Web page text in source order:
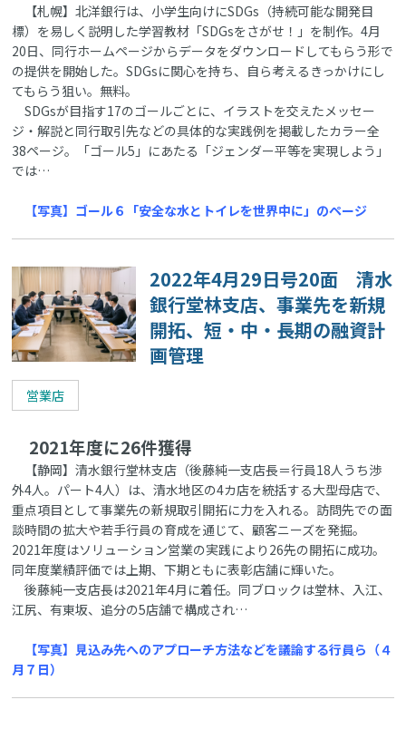
【札幌】北洋銀行は、小学生向けにSDGs（持続可能な開発目
標）を易しく説明した学習教材「SDGsをさがせ！」を制作。4月
20日、同行ホームページからデータをダウンロードしてもらう形で
の提供を開始した。SDGsに関心を持ち、自ら考えるきっかけにし
てもらう狙い。無料。
SDGsが目指す17のゴールごとに、イラストを交えたメッセー
ジ・解説と同行取引先などの具体的な実践例を掲載したカラー全
38ページ。「ゴール5」にあたる「ジェンダー平等を実現しよう」
では…
【写真】ゴール６「安全な水とトイレを世界中に」のページ
2022年4月29日号20面 清水
銀行堂林支店、事業先を新規
開拓、短・中・長期の融資計
画管理
営業店
2021年度に26件獲得
【静岡】清水銀行堂林支店（後藤純一支店長＝行員18人うち渉
外4人。パート4人）は、清水地区の4カ店を統括する大型母店で、
重点項目として事業先の新規取引開拓に力を入れる。訪問先での面
談時間の拡大や若手行員の育成を通じて、顧客ニーズを発掘。
2021年度はソリューション営業の実践により26先の開拓に成功。
同年度業績評価では上期、下期ともに表彰店舗に輝いた。
後藤純一支店長は2021年4月に着任。同ブロックは堂林、入江、
江尻、有東坂、追分の5店舗で構成され…
【写真】見込み先へのアプローチ方法などを議論する行員ら（４
月７日）